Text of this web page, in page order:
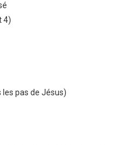
4)
les pas de Jésus)